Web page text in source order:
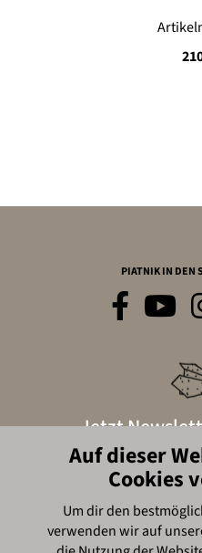
PIATNIK IN DEN
Jetzt
Hier
©
Auf dieser
Cookies
Um dir den
verwenden wir auf